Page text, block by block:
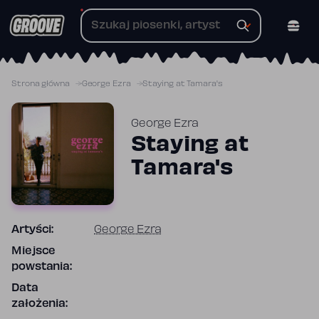
do
Strona główna George Ezra Staying at Tamara's
George Ezra
Staying at
Tamara's
Artyści: George Ezra
Miejsce
powstania:
Data
założenia: